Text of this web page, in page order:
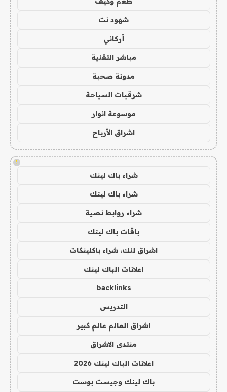
شهود نت
أركاني
مباشر التقنية
مدونة صحبة
شرقيات السياحة
موسوعة انوار
اشراق الأرباح
!
شراء باك لينك
شراء باك لينك
شراء روابط نصية
باقات باك لينك
اشراق لنك، شراء باكلينكات
اعلانات الباك لينك
backlinks
التدريس
اشراق العالم عالم كبير
منتدى الاشراق
اعلانات الباك لينك 2026
باك لينك وجيست بوست